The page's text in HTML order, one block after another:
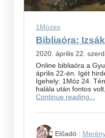
1Mózes
Bibliaóra:
2020. április 22.
Online bibliaóra a
április 22-én. Igét
Igehely: 1Móz 24.
halála után fontos
Continue reading...
Előadó :